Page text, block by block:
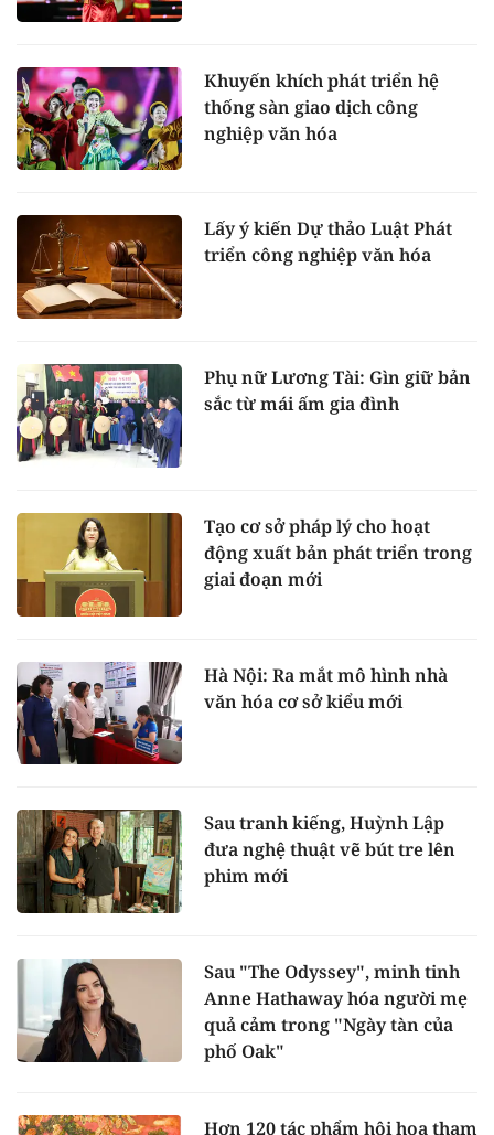
Khuyến khích phát triển hệ
thống sàn giao dịch công
nghiệp văn hóa
Lấy ý kiến Dự thảo Luật Phát
triển công nghiệp văn hóa
Phụ nữ Lương Tài: Gìn giữ bản
sắc từ mái ấm gia đình
Tạo cơ sở pháp lý cho hoạt
động xuất bản phát triển trong
giai đoạn mới
Hà Nội: Ra mắt mô hình nhà
văn hóa cơ sở kiểu mới
Sau tranh kiếng, Huỳnh Lập
đưa nghệ thuật vẽ bút tre lên
phim mới
Sau "The Odyssey", minh tinh
Anne Hathaway hóa người mẹ
quả cảm trong "Ngày tàn của
phố Oak"
Hơn 120 tác phẩm hội họa tham